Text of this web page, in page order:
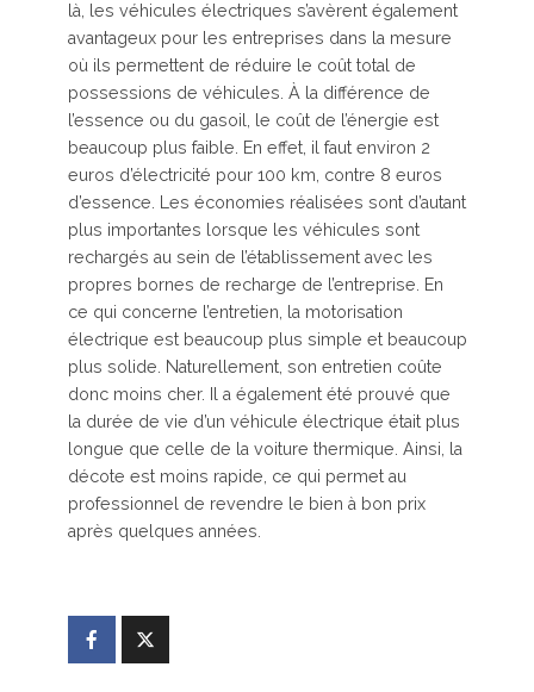
là, les véhicules électriques s’avèrent également
avantageux pour les entreprises dans la mesure
où ils permettent de réduire le coût total de
possessions de véhicules. À la différence de
l’essence ou du gasoil, le coût de l’énergie est
beaucoup plus faible. En effet, il faut environ 2
euros d’électricité pour 100 km, contre 8 euros
d’essence. Les économies réalisées sont d’autant
plus importantes lorsque les véhicules sont
rechargés au sein de l’établissement avec les
propres bornes de recharge de l’entreprise. En
ce qui concerne l’entretien, la motorisation
électrique est beaucoup plus simple et beaucoup
plus solide. Naturellement, son entretien coûte
donc moins cher. Il a également été prouvé que
la durée de vie d’un véhicule électrique était plus
longue que celle de la voiture thermique. Ainsi, la
décote est moins rapide, ce qui permet au
professionnel de revendre le bien à bon prix
après quelques années.